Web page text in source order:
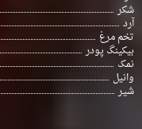
شکر
آرد
تخم مرغ
بیکینگ پودر
نمک
وانیل
شیر